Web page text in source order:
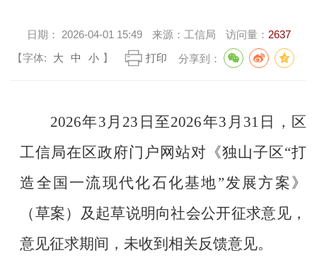
日期： 2026-04-01 15:49 来源： 工信局 访问量： 2637
【字体:
大 中 小 】 打印 分享到：
2026年3月23日至2026年3月31日，区
工信局在区政府门户网站对《独山子区“打
造全国一流现代化石化基地”发展方案》
（草案）及起草说明向社会公开征求意见，
意见征求期间，未收到相关反馈意见。